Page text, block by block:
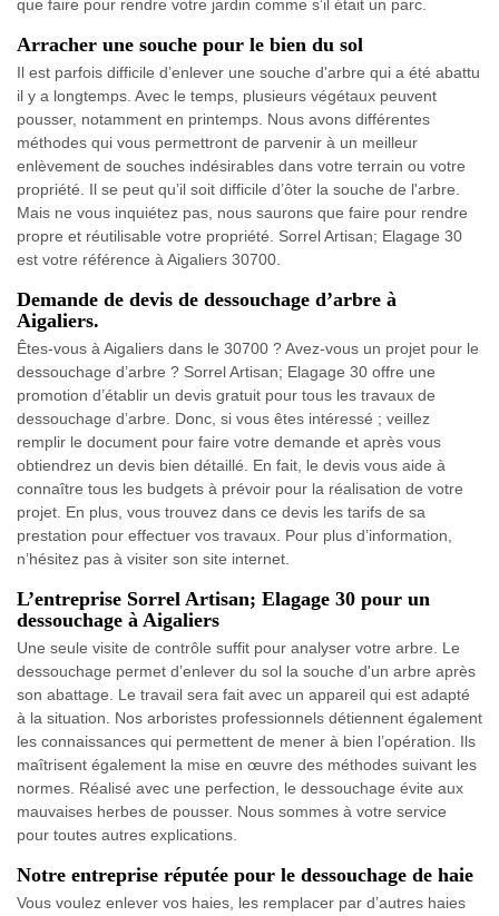
que faire pour rendre votre jardin comme s’il était un parc.
Arracher une souche pour le bien du sol
Il est parfois difficile d’enlever une souche d'arbre qui a été abattu
il y a longtemps. Avec le temps, plusieurs végétaux peuvent
pousser, notamment en printemps. Nous avons différentes
méthodes qui vous permettront de parvenir à un meilleur
enlèvement de souches indésirables dans votre terrain ou votre
propriété. Il se peut qu’il soit difficile d’ôter la souche de l'arbre.
Mais ne vous inquiétez pas, nous saurons que faire pour rendre
propre et réutilisable votre propriété. Sorrel Artisan; Elagage 30
est votre référence à Aigaliers 30700.
Demande de devis de dessouchage d’arbre à
Aigaliers.
Êtes-vous à Aigaliers dans le 30700 ? Avez-vous un projet pour le
dessouchage d’arbre ? Sorrel Artisan; Elagage 30 offre une
promotion d’établir un devis gratuit pour tous les travaux de
dessouchage d’arbre. Donc, si vous êtes intéressé ; veillez
remplir le document pour faire votre demande et après vous
obtiendrez un devis bien détaillé. En fait, le devis vous aide à
connaître tous les budgets à prévoir pour la réalisation de votre
projet. En plus, vous trouvez dans ce devis les tarifs de sa
prestation pour effectuer vos travaux. Pour plus d’information,
n’hésitez pas à visiter son site internet.
L’entreprise Sorrel Artisan; Elagage 30 pour un
dessouchage à Aigaliers
Une seule visite de contrôle suffit pour analyser votre arbre. Le
dessouchage permet d’enlever du sol la souche d'un arbre après
son abattage. Le travail sera fait avec un appareil qui est adapté
à la situation. Nos arboristes professionnels détiennent également
les connaissances qui permettent de mener à bien l’opération. Ils
maîtrisent également la mise en œuvre des méthodes suivant les
normes. Réalisé avec une perfection, le dessouchage évite aux
mauvaises herbes de pousser. Nous sommes à votre service
pour toutes autres explications.
Notre entreprise réputée pour le dessouchage de haie
Vous voulez enlever vos haies, les remplacer par d’autres haies